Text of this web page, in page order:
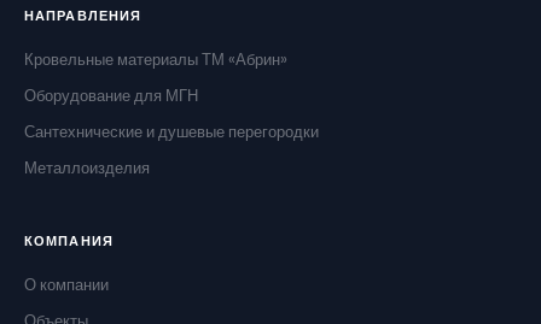
НАПРАВЛЕНИЯ
Кровельные материалы ТМ «Абрин»
Оборудование для МГН
Сантехнические и душевые перегородки
Металлоизделия
КОМПАНИЯ
О компании